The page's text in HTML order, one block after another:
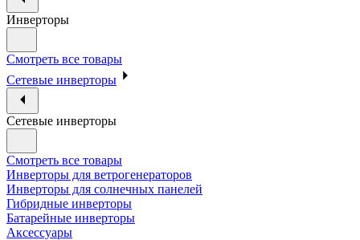
Инверторы
Смотреть все товары
Сетевые инверторы
Сетевые инверторы
Смотреть все товары
Инверторы для ветрогенераторов
Инверторы для солнечных панелей
Гибридные инверторы
Батарейные инверторы
Аксессуары